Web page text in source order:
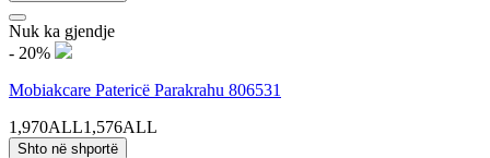
Nuk ka gjendje
- 20%
Mobiakcare Patericë Parakrahu 806531
1,970ALL1,576ALL
Shto në shportë